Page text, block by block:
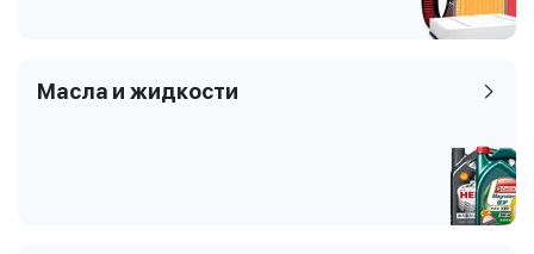
Масла и жидкости